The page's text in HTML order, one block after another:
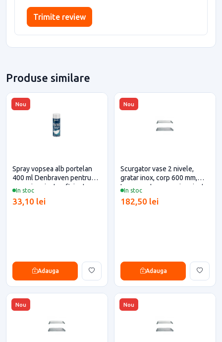
Trimite review
Produse similare
Nou
In stoc
Spray vopsea alb portelan
400 ml Denbraven pentru
casa si proiecte eficiente
33,10 lei
Adauga
Nou
In stoc
Scurgator vase 2 nivele,
gratar inox, corp 600 mm,
Inoxa pentru casa si proiecte
182,50 lei
Adauga
Nou Nou